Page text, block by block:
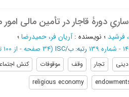
دورۀ قاجار در تأمین مالی
فرشید ؛ نویسنده :آریان فر، حمیدرضا؛
رتبه: ب/ISC (‎34 صفحه - از 100 تا 133
تجار وقف موقوفات کنش
religious economy